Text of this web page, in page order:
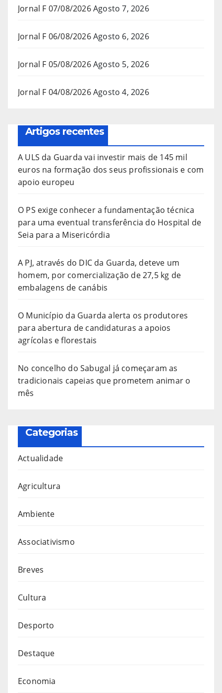
Jornal F 07/08/2026Agosto 7, 2026
Jornal F 06/08/2026Agosto 6, 2026
Jornal F 05/08/2026Agosto 5, 2026
Jornal F 04/08/2026Agosto 4, 2026
Artigos recentes
A ULS da Guarda vai investir mais de 145 mil
euros na formação dos seus profissionais e com
apoio europeu
O PS exige conhecer a fundamentação técnica
para uma eventual transferência do Hospital de
Seia para a Misericórdia
A PJ, através do DIC da Guarda, deteve um
homem, por comercialização de 27,5 kg de
embalagens de canábis
O Município da Guarda alerta os produtores
para abertura de candidaturas a apoios
agrícolas e florestais
No concelho do Sabugal já começaram as
tradicionais capeias que prometem animar o
mês
Categorias
Actualidade
Agricultura
Ambiente
Associativismo
Breves
Cultura
Desporto
Destaque
Economia